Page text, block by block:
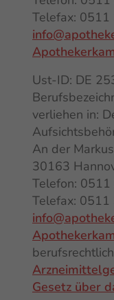
Telefax:
Ust-ID: DE
verliehen in:
An der
30163
Telefon:
Telefax:
Gesetz über